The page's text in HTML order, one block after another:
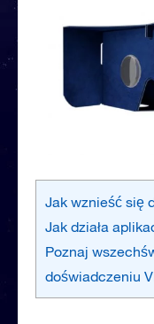
Jak wznieść się
Jak działa
Poznaj
doświadczeniu